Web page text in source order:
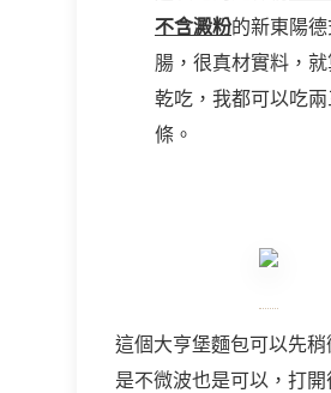
不含澱粉的新東陽
腸，很真材實料，
乾吃，我都可以吃兩
條。
這個大亨堡麵包可以先稍
是不微波也是可以，打